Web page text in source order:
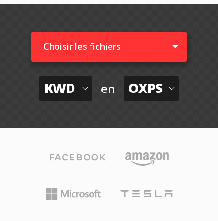
Choisir les fichiers
KWD en OXPS